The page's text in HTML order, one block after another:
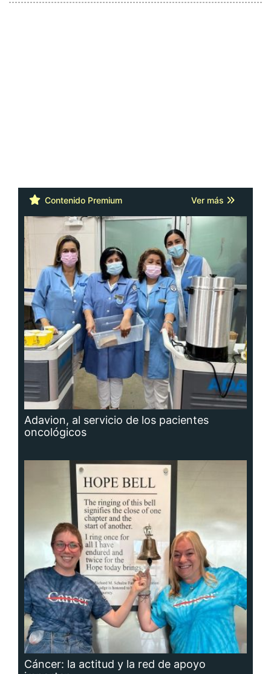
Contenido Premium Ver más
Adavion, al servicio de los pacientes
oncológicos
Cáncer: la actitud y la red de apoyo